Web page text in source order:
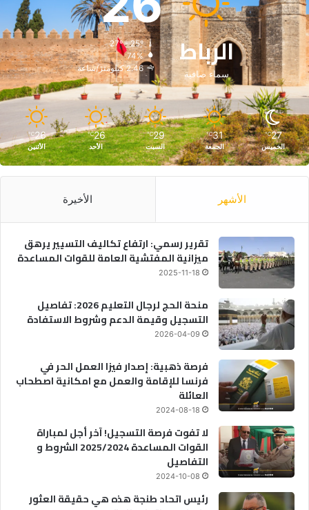
الرباط
سماء صافية
27º - 25º
74%
2.46 كيلومتر/ساعة
27
℃
الخميس
31
℃
الجمعة
29
℃
السبت
26
℃
الأحد
26
℃
الأثنين
الأشهر الأخيرة
تقرير رسمي: ارتفاع تكاليف التسيير يرهق
ميزانية المفتشية العامة للقوات المساعدة
2025-11-18
منحة الحج لرجال التعليم 2026: تفاصيل
التسجيل وقيمة الدعم وشروط الاستفادة
2026-04-09
فرصة ذهبية: إصدار فيزا العمل الحر في
فرنسا للإقامة والعمل مع امكانية اصطحاب
العائلة
2024-08-18
لا تفوت فرصة التسجيل! آخر أجل لمباراة
القوات المساعدة 2025/2024 الشروط و
التفاصيل
2024-10-08
رئيس اتحاد طنجة هذه هي حقيقة العثور